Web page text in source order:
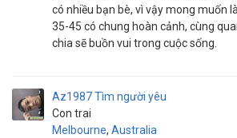
có nhiều bạn bè, vì vậy mong muốn
35-45 có chung hoàn cảnh, cùng
chia sẽ buồn vui trong cuộc sống.
Az1987
Con trai
Melbourne, Australia
Tìm người yêu